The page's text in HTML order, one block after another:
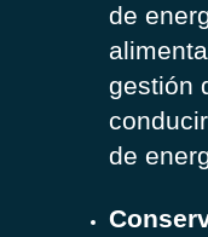
de
gestión
de